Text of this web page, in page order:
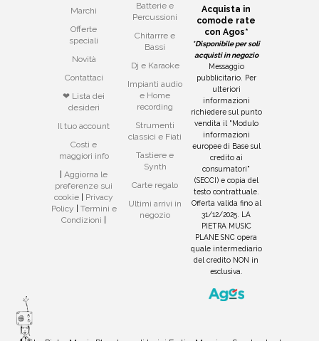
Marchi
Offerte
speciali
Novità
Contattaci
❤ Lista dei
desideri
Il tuo account
Costi e
maggiori info
|Aggiorna le
preferenze sui
cookie
Privacy
Policy
Termini e
Condizioni
Batterie e
Percussioni
Chitarrre e
Bassi
Dj e Karaoke
Impianti audio
e Home
recording
Strumenti
classici e Fiati
Tastiere e
Synth
Carte regalo
Ultimi arrivi in
negozio
Acquista in
comode rate
con Agos*
*Disponibile per soli
acquisti in negozio
Messaggio
pubblicitario. Per
ulteriori
informazioni
richiedere sul punto
vendita il "Modulo
informazioni
europee di Base sul
credito ai
consumatori"
(SECCI) e copia del
testo contrattuale.
Offerta valida fino al
31/12/2025. LA
PIETRA MUSIC
PLANE SNC opera
quale intermediario
del credito NON in
esclusiva.